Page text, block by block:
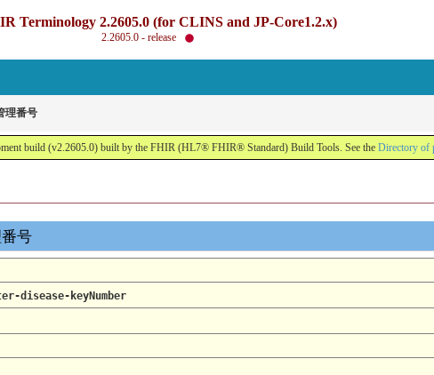
Terminology 2.2605.0 (for CLINS and JP-Core1.2.x)
2.2605.0 - release
理番号
build (v2.2605.0) built by the FHIR (HL7® FHIR® Standard) Build Tools. See the Directory of
号
disease-keyNumber